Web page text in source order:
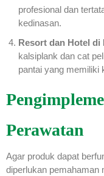
profesional dan
kedinasan.
Resort dan Hotel di
kalsiplank dan cat
pantai yang memiliki
Perawatan
Agar produk dapat
diperlukan pemahaman